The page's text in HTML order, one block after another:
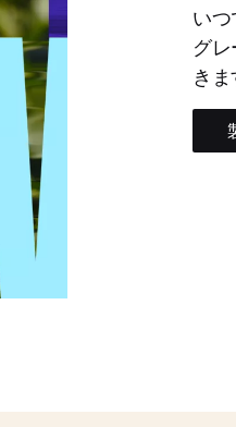
い
グ
きま